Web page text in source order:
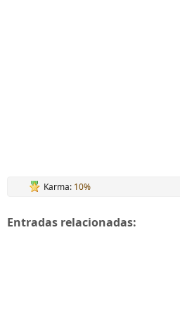
Karma: 10%
Entradas relacionadas: